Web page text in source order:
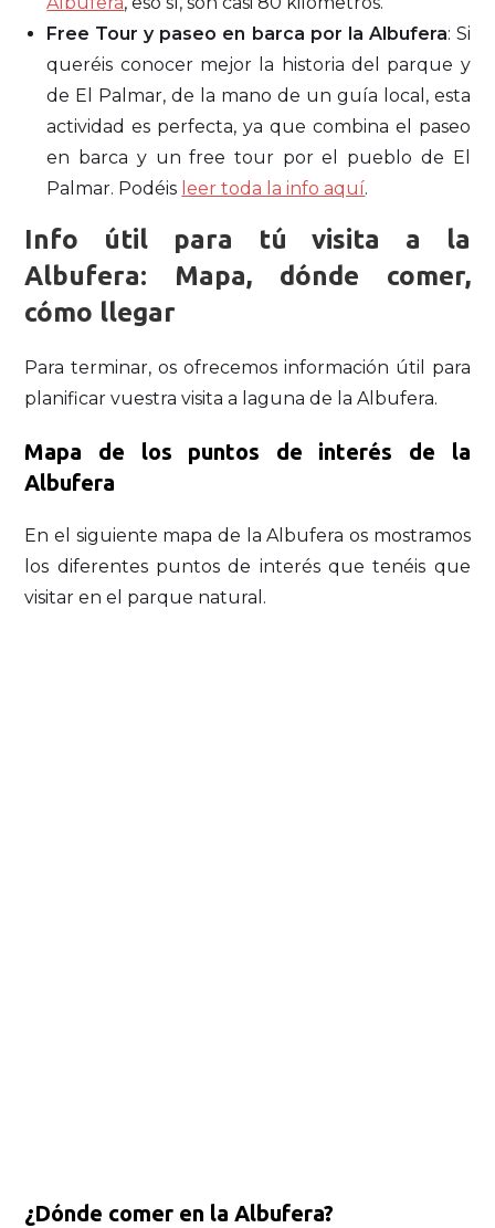
Free Tour y paseo en barca por la Albufera: Si
queréis conocer mejor la historia del parque y
de El Palmar, de la mano de un guía local, esta
actividad es perfecta, ya que combina el paseo
en barca y un free tour por el pueblo de El
Palmar. Podéis leer toda la info aquí.
Info útil para tú visita a la
Albufera: Mapa, dónde comer,
cómo llegar
Para terminar, os ofrecemos información útil para
planificar vuestra visita a laguna de la Albufera.
Mapa de los puntos de interés de la
Albufera
En el siguiente mapa de la Albufera os mostramos
los diferentes puntos de interés que tenéis que
visitar en el parque natural.
¿Dónde comer en la Albufera?